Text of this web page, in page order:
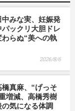
みな実、妊娠発
ックリ大胆ドレ
らぬ“美への執
2026/8/6
橋真麻、“げっそ
増減、高橋秀樹
気になる体調